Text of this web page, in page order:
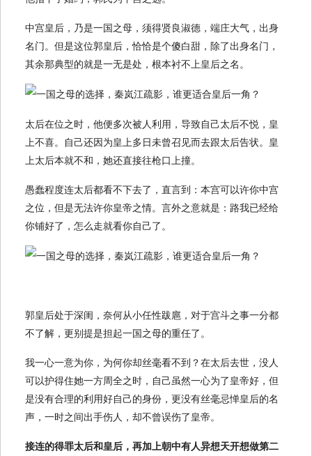
中宫皇后，乃是一国之母，须得贤良淑德，端庄大气，出身
名门。但是这位郭皇后，恰恰是个傻白甜，除了出身名门，
其余那典型的就是一无是处，根本衬不上皇后之名。
太后在位之时，他便多次被人利用，导致自己太后不悦，皇
上不喜。自己还因为皇上多日未曾召见而去跟太后告状。皇
上太后本就不和，她还直接往枪口上撞。
愚蠢程度连太后都看不下去了，直言到：本宫可以许你中宫
之位，但是无法许你皇帝之情。言外之意就是：路我已经给
你铺好了，怎么走就看你自己了。
郭皇后处于深闺，奈何从小任性跋扈，对于宫斗之事一分都
不了解，更别提是担起一国之母的重任了。
我一心一意为你，为何你却丝毫看不到？在太后去世，没人
可以护得住她一方周全之时，自己虽然一心为了皇帝好，但
是没有合理的利用好自己的身份，更没有丝毫忌惮皇后的名
声，一时之间出手伤人，却不曾误伤了皇帝。
接连的得罪太后和皇后，再加上朝中有人异想天开想做第二